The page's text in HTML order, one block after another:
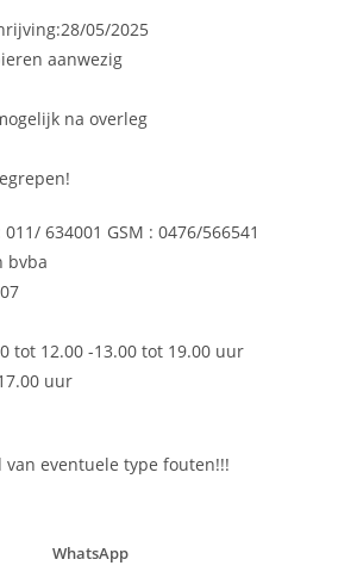
05/2025
aanwezig
na overleg
634001 GSM : 0476/566541
bvba
tot 12.00 -13.00 tot 19.00 uur
uur
eventuele type fouten!!!
WhatsApp